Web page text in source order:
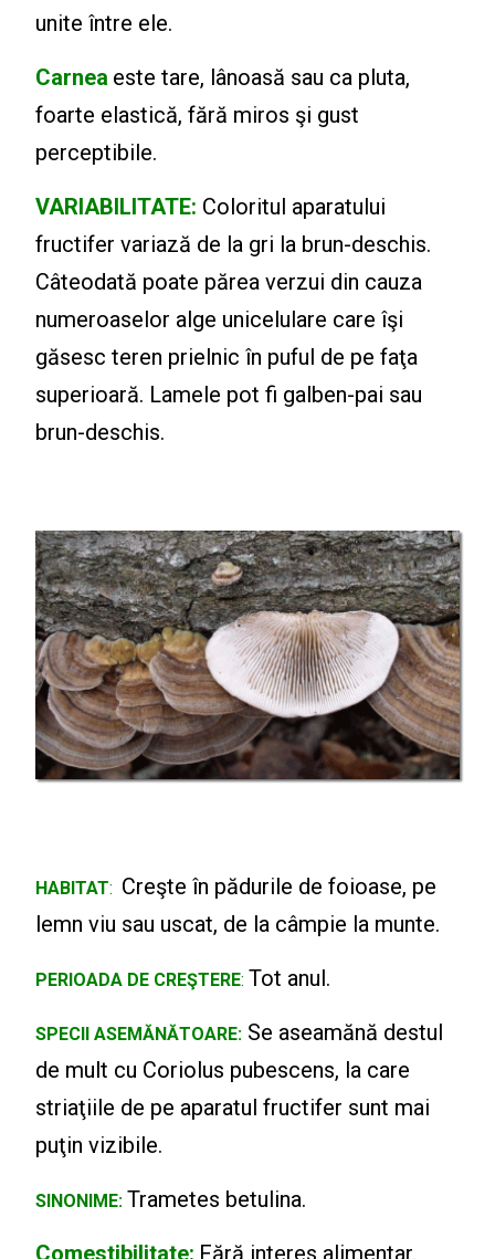
unite între ele.
Carnea este tare, lânoasă sau ca pluta,
foarte elastică, fără miros şi gust
perceptibile.
VARIABILITATE: Coloritul aparatului
fructifer variază de la gri la brun-deschis.
Câteodată poate părea verzui din cauza
numeroaselor alge unicelulare care îşi
găsesc teren prielnic în puful de pe faţa
superioară. Lamele pot fi galben-pai sau
brun-deschis.
HABITAT: Creşte în pădurile de foioase, pe
lemn viu sau uscat, de la câmpie la munte.
PERIOADA DE CREŞTERE: Tot anul.
SPECII ASEMĂNĂTOARE:Se aseamănă destul
de mult cu Coriolus pubescens, la care
striaţiile de pe aparatul fructifer sunt mai
puţin vizibile.
SINONIME: Trametes betulina.
Comestibilitate: Fără interes alimentar.